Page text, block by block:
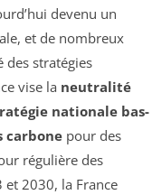
devenu un
et de nombreux
des stratégies
vise la neutralité
nationale bas-
carbone pour des
régulière des
et 2030, la France